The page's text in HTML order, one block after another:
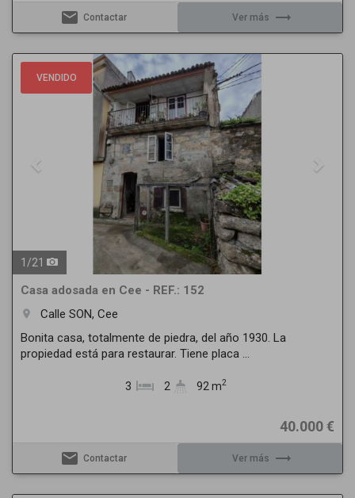
email Contactar Ver más trending_flat
VENDIDO
Previous Next
1 /21
Casa adosada en Cee - REF.: 152
room
Calle SON, Cee
Bonita casa, totalmente de piedra, del año 1930. La
propiedad está para restaurar. Tiene placa ...
3 2 92 m2
40.000 €
email Contactar Ver más trending_flat